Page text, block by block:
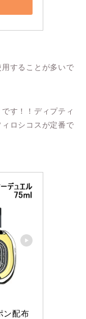
することが多いで
す！！ディプティ
ロシコスが定番で
ン配布